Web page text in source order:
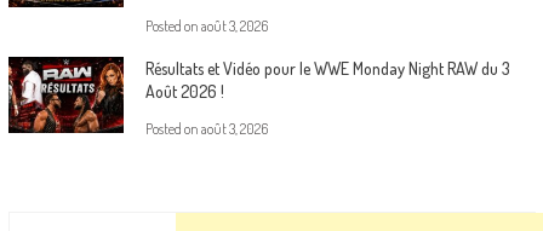
Posted on août 3, 2026
Résultats et Vidéo pour le WWE Monday Night RAW du 3
Août 2026 !
Posted on août 3, 2026